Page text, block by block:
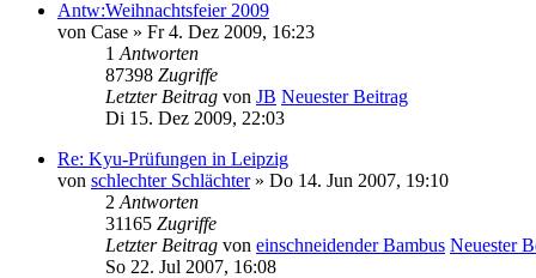
Antw:Weihnachtsfeier 2009
von Case » Fr 4. Dez 2009, 16:23
1 Antworten
87398 Zugriffe
Letzter Beitrag von JB Neuester Beitrag
Di 15. Dez 2009, 22:03
Re: Kyu-Prüfungen in Leipzig
von schlechter Schlächter» Do 14. Jun 2007, 19:10
2 Antworten
31165 Zugriffe
Letzter Beitrag von einschneidender Bambus Neuester
So 22. Jul 2007, 16:08